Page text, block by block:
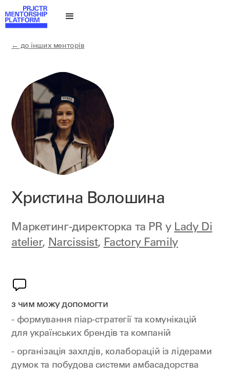
← до інших менторів
Христина Волошина
Маркетинг-директорка та PR у Lady Di
atelier, Narcissist, Factory Family
з чим можу допомогти
- формування піар-стратегії та комунікацій
для українських брендів та компаній
- організація захлдів, колаборацій із лідерами
думок та побудова системи амбасадорства